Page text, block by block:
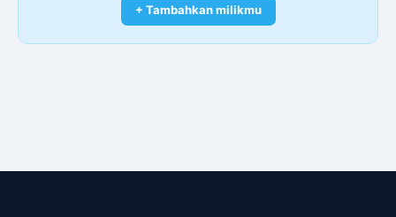
+ Tambahkan milikmu